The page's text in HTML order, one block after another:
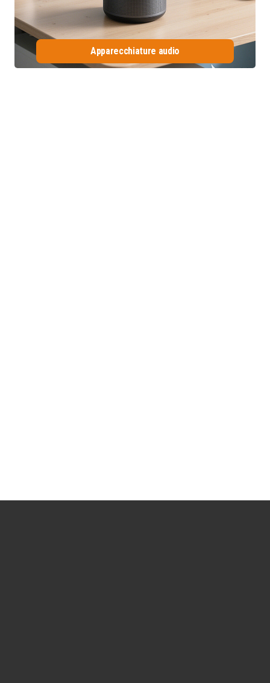
Apparecchiature audio